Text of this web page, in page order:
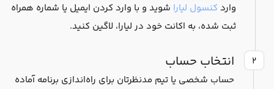
وارد کنسول لیارا شوید و با وارد کردن ایمیل یا شماره همراه
ثبت شده، به اکانت خود در لیارا، لاگین کنید.
۲ انتخاب حساب
حساب شخصی یا تیم مدنظرتان برای راه‌اندازی برنامه آماده